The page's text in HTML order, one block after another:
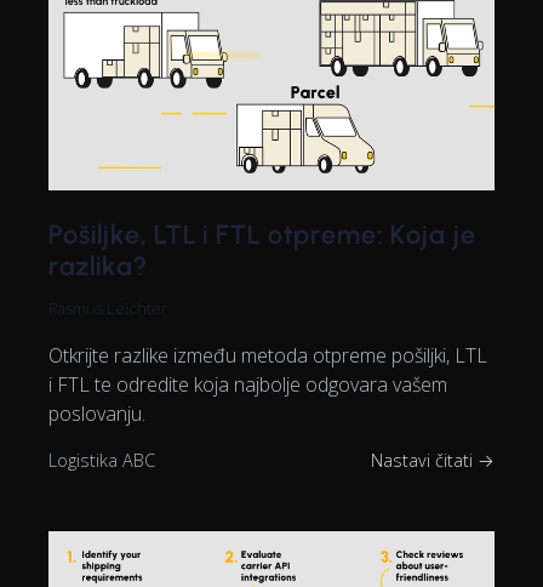
Pošiljke, LTL i FTL otpreme: Koja je
razlika?
Rasmus Leichter
Otkrijte razlike između metoda otpreme pošiljki, LTL
i FTL te odredite koja najbolje odgovara vašem
poslovanju.
Logistika ABC Nastavi čitati →